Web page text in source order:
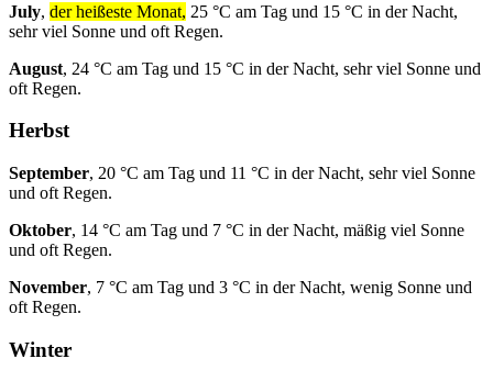
July, der heißeste Monat, 25 °C am Tag und 15 °C in der Nacht,
sehr viel Sonne und oft Regen.
August, 24 °C am Tag und 15 °C in der Nacht, sehr viel Sonne und
oft Regen.
Herbst
September, 20 °C am Tag und 11 °C in der Nacht, sehr viel Sonne
und oft Regen.
Oktober, 14 °C am Tag und 7 °C in der Nacht, mäßig viel Sonne
und oft Regen.
November, 7 °C am Tag und 3 °C in der Nacht, wenig Sonne und
oft Regen.
Winter